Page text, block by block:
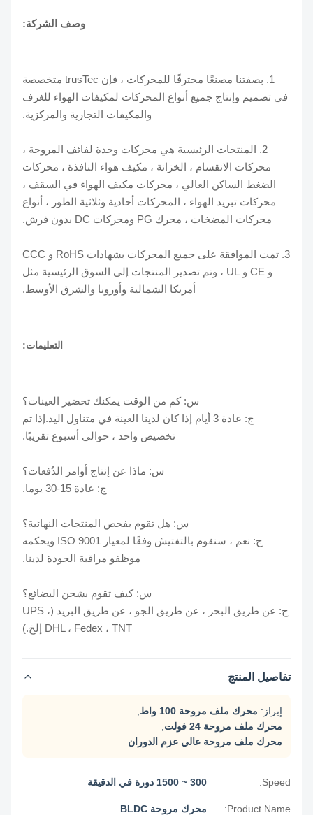
وصف الشركة:
1. بصفتنا مصنعًا محترفًا للمحركات ، فإن trusTec متخصصة
في تصميم وإنتاج جميع أنواع المحركات لمكيفات الهواء للغرف
والمكيفات التجارية والمركزية.
2. المنتجات الرئيسية هي محركات وحدة لفائف المروحة ،
محركات الانقسام ، الخزانة ، مكيف هواء النافذة ، محركات
الضغط الساكن العالي ، محركات مكيف الهواء في السقف ،
محركات تبريد الهواء ، المحركات أحادية وثلاثية الطور ، أنواع
محركات المضخات ، محرك PG ومحركات DC بدون فرش.
3. تمت الموافقة على جميع المحركات بشهادات RoHS و CCC
و CE و UL ، وتم تصدير المنتجات إلى السوق الرئيسية مثل
أمريكا الشمالية وأوروبا والشرق الأوسط.
التعليمات:
س: كم من الوقت يمكنك تحضير العينات؟
ج: عادة 3 أيام إذا كان لدينا العينة في متناول اليد.إذا تم
تخصيص واحد ، حوالي أسبوع تقريبًا.
س: ماذا عن إنتاج أوامر الدُفعات؟
ج: عادة 15-30 يوما.
س: هل تقوم بفحص المنتجات النهائية؟
ج: نعم ، سنقوم بالتفتيش وفقًا لمعيار ISO 9001 ويحكمه
موظفو مراقبة الجودة لدينا.
س: كيف تقوم بشحن البضائع؟
ج: عن طريق البحر ، عن طريق الجو ، عن طريق البريد (UPS ،
DHL ، Fedex ، TNT إلخ.)
تفاصيل المنتج
محرك ملف مروحة 100 واط
,
محرك ملف مروحة 24 فولت
,
محرك ملف مروحة عالي عزم الدوران
Speed:
Product Name: محرك مروحة BLDC